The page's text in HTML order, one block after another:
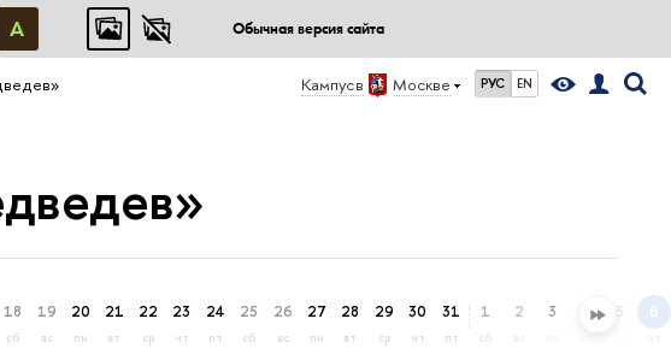
А Обычная версия сайта
Кампус в Москве РУС EN
18
сб
19
вс
20
пн
21
вт
22
ср
23
чт
24
пт
25
сб
26
вс
27
пн
28
вт
29
ср
30
чт
31
пт
1
сб
2 3 4 5 6
чт